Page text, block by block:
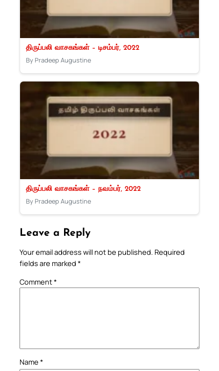
திருப்பலி வாசகங்கள் – டிசம்பர், 2022
By Pradeep Augustine
திருப்பலி வாசகங்கள் – நவம்பர், 2022
By Pradeep Augustine
Leave a Reply
Your email address will not be published. Required
fields are marked *
Comment*
Name *